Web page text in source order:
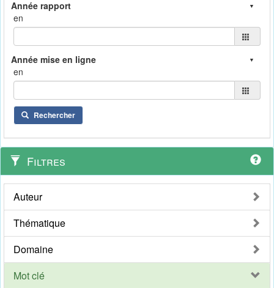
en
en
Rechercher
Filtres
Auteur
Thématique
Domaine
Mot clé